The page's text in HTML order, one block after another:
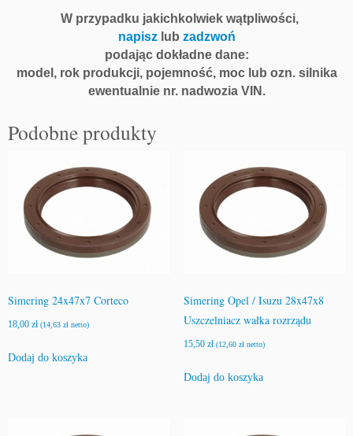
W przypadku jakichkolwiek wątpliwości,
napiszlub zadzwoń
podając dokładne dane:
model, rok produkcji, pojemność, moc lub ozn. silnika
ewentualnie nr. nadwozia VIN.
Podobne produkty
Simering 24x47x7 Corteco
18,00 zł (14,63 zł netto)
Dodaj do koszyka
Simering Opel / Isuzu 28x47x8
Uszczelniacz wałka rozrządu
15,50 zł (12,60 złnetto)
Dodaj do koszyka